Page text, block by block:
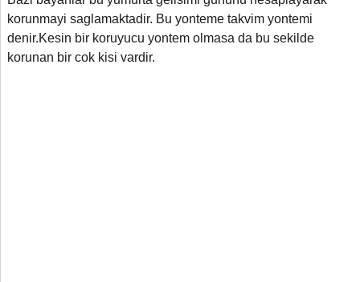
korunmayi saglamaktadir. Bu yonteme takvim yontemi
denir.Kesin bir koruyucu yontem olmasa da bu sekilde
korunan bir cok kisi vardir.